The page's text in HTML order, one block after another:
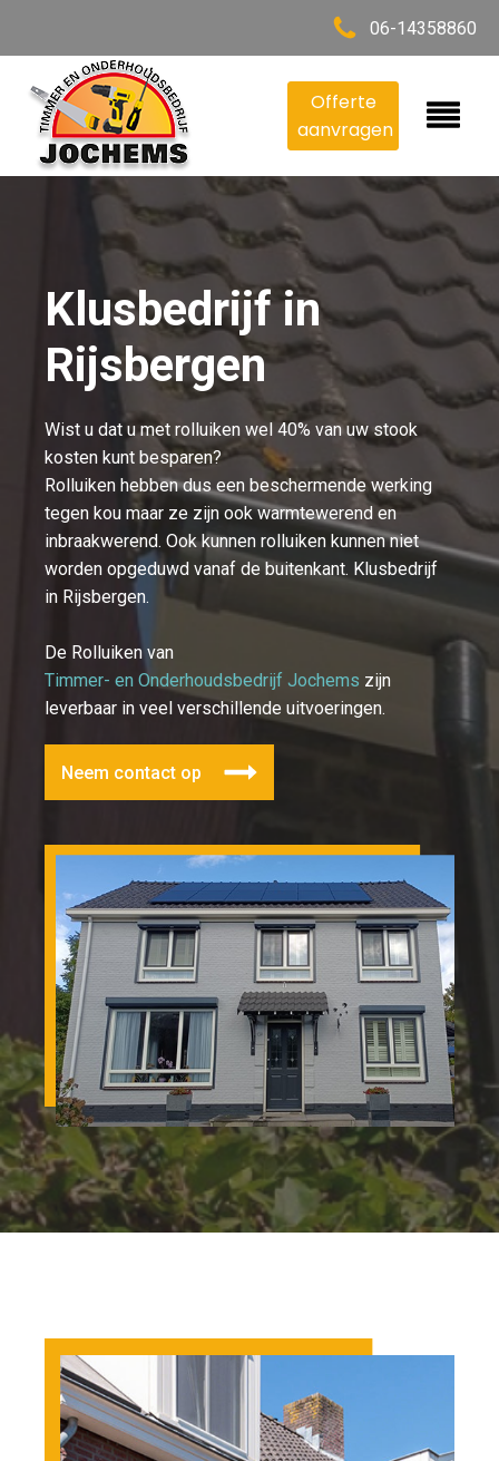
06-14358860
Offerte
aanvragen
Klusbedrijf in
Rijsbergen
Wist u dat u met rolluiken wel 40% van uw stook
kosten kunt besparen?
Rolluiken hebben dus een beschermende werking
tegen kou maar ze zijn ook warmtewerend en
inbraakwerend. Ook kunnen rolluiken kunnen niet
worden opgeduwd vanaf de buitenkant. Klusbedrijf
in Rijsbergen.
De Rolluiken van
Timmer- en Onderhoudsbedrijf Jochems zijn
leverbaar in veel verschillende uitvoeringen.
Neem contact op